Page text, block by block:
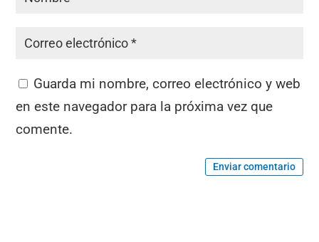
Guarda mi nombre, correo electrónico y web
en este navegador para la próxima vez que
comente.
Enviar comentario